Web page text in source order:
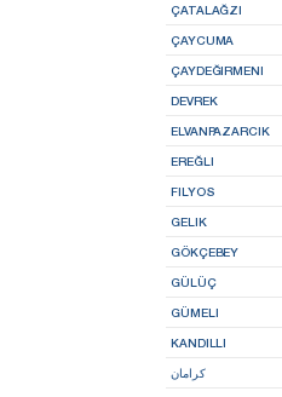
ÇATALAĞZI
ÇAYCUMA
ÇAYDEĞIRMENI
DEVREK
ELVANPAZARCIK
EREĞLI
FILYOS
GELIK
GÖKÇEBEY
GÜLÜÇ
GÜMELI
KANDILLI
كرامان